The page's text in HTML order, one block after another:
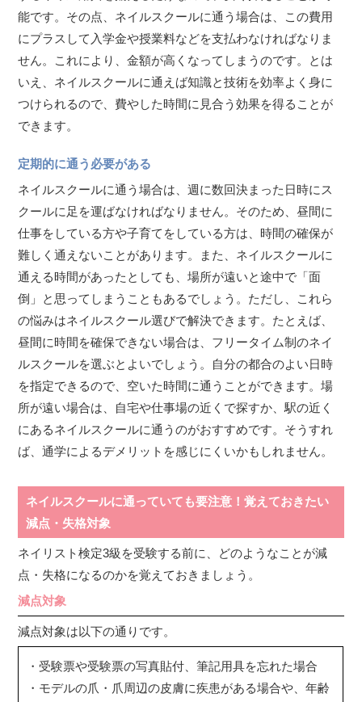
能です。その点、ネイルスクールに通う場合は、この費用
にプラスして入学金や授業料などを支払わなければなりま
せん。これにより、金額が高くなってしまうのです。とは
いえ、ネイルスクールに通えば知識と技術を効率よく身に
つけられるので、費やした時間に見合う効果を得ることが
できます。
定期的に通う必要がある
ネイルスクールに通う場合は、週に数回決まった日時にス
クールに足を運ばなければなりません。そのため、昼間に
仕事をしている方や子育てをしている方は、時間の確保が
難しく通えないことがあります。また、ネイルスクールに
通える時間があったとしても、場所が遠いと途中で「面
倒」と思ってしまうこともあるでしょう。ただし、これら
の悩みはネイルスクール選びで解決できます。たとえば、
昼間に時間を確保できない場合は、フリータイム制のネイ
ルスクールを選ぶとよいでしょう。自分の都合のよい日時
を指定できるので、空いた時間に通うことができます。場
所が遠い場合は、自宅や仕事場の近くで探すか、駅の近く
にあるネイルスクールに通うのがおすすめです。そうすれ
ば、通学によるデメリットを感じにくいかもしれません。
ネイルスクールに通っていても要注意！覚えておきたい
減点・失格対象
ネイリスト検定3級を受験する前に、どのようなことが減
点・失格になるのかを覚えておきましょう。
減点対象
減点対象は以下の通りです。
・受験票や受験票の写真貼付、筆記用具を忘れた場合
・モデルの爪・爪周辺の皮膚に疾患がある場合や、年齢